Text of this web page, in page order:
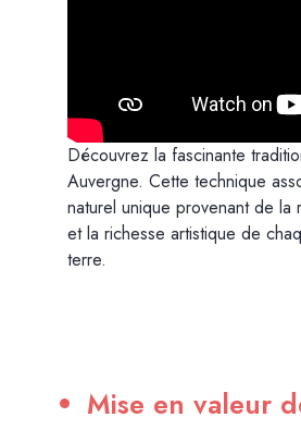
Découvrez la fascinante
Auvergne. Cette technique
naturel unique provenant de la
et la richesse artistique de
terre.
Mise en valeur